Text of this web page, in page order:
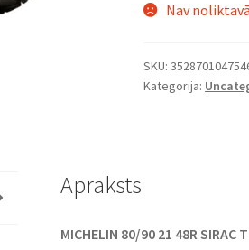
Nav noliktavā
SKU:
Kategorija:
Apraksts
MICHELIN 80/90 21 48R